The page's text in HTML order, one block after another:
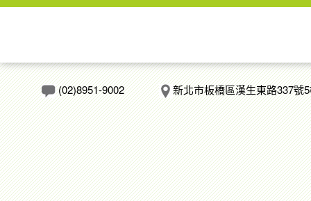
(02)8951-9002 新北市板橋區漢生東路337號